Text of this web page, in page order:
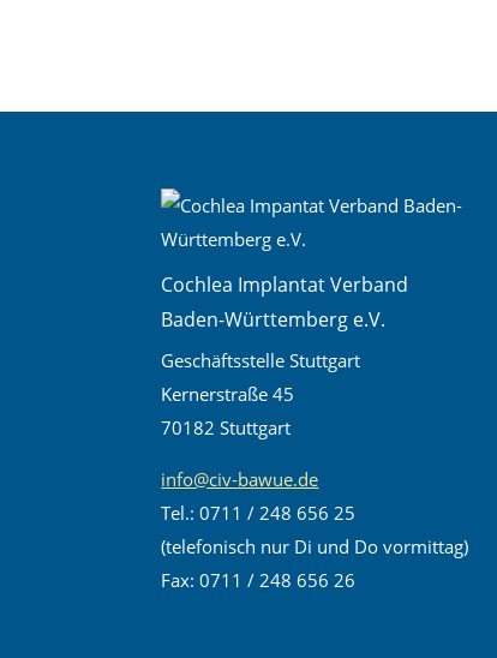
Cochlea Implantat Verband
Baden-Württemberg e.V.
Geschäftsstelle Stuttgart
Kernerstraße 45
70182 Stuttgart
info@civ-bawue.de
Tel.: 0711 / 248 656 25
(telefonisch nur Di und Do vormittag)
Fax: 0711 / 248 656 26